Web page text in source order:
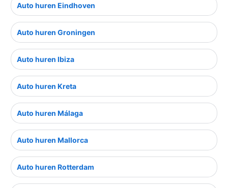
Auto huren Eindhoven
Auto huren Groningen
Auto huren Ibiza
Auto huren Kreta
Auto huren Málaga
Auto huren Mallorca
Auto huren Rotterdam